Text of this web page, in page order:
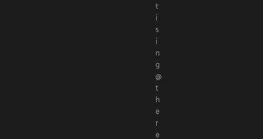
t
i
s
i
n
g
@
t
h
e
r
e